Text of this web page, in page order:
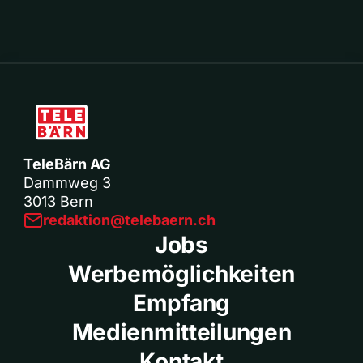
TeleBärn AG
Dammweg 3
3013 Bern
redaktion@telebaern.ch
Jobs
Werbemöglichkeiten
Empfang
Medienmitteilungen